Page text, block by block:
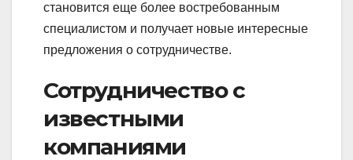
становится еще более востребованным
специалистом и получает новые интересные
предложения о сотрудничестве.
Сотрудничество с
известными
компаниями